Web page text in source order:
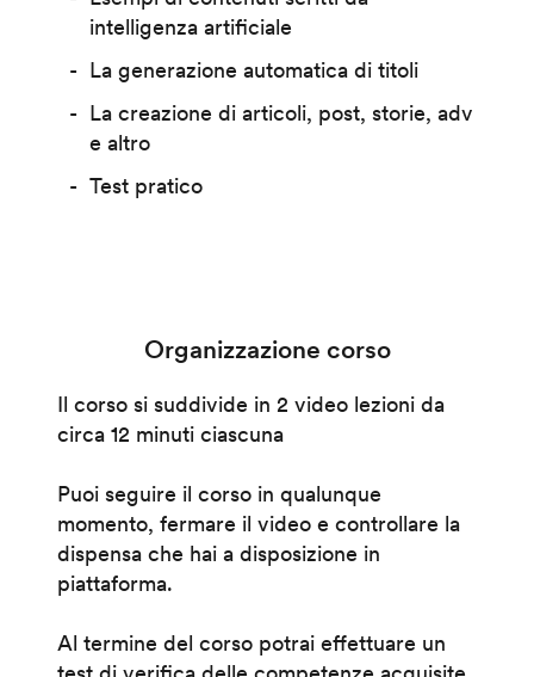
intelligenza artificiale
La generazione automatica di titoli
La creazione di articoli, post, storie, adv
e altro
Test pratico
Organizzazione corso
Il corso si suddivide in 2 video lezioni da
circa 12 minuti ciascuna
Puoi seguire il corso in qualunque
momento, fermare il video e controllare la
dispensa che hai a disposizione in
piattaforma.
Al termine del corso potrai effettuare un